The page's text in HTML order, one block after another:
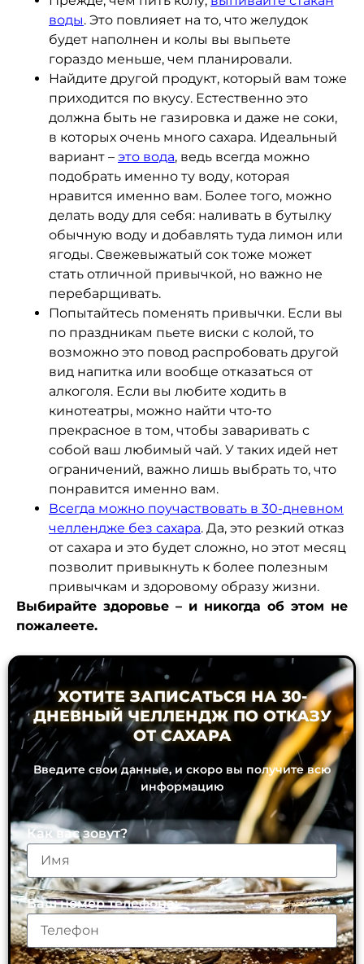
воды. Это повлияет на то, что желудок
будет наполнен и колы вы выпьете
гораздо меньше, чем планировали.
Найдите другой продукт, который вам тоже
приходится по вкусу. Естественно это
должна быть не газировка и даже не соки,
в которых очень много сахара. Идеальный
вариант – это вода, ведь всегда можно
подобрать именно ту воду, которая
нравится именно вам. Более того, можно
делать воду для себя: наливать в бутылку
обычную воду и добавлять туда лимон или
ягоды. Свежевыжатый сок тоже может
стать отличной привычкой, но важно не
перебарщивать.
Попытайтесь поменять привычки. Если вы
по праздникам пьете виски с колой, то
возможно это повод распробовать другой
вид напитка или вообще отказаться от
алкоголя. Если вы любите ходить в
кинотеатры, можно найти что-то
прекрасное в том, чтобы заваривать с
собой ваш любимый чай. У таких идей нет
ограничений, важно лишь выбрать то, что
понравится именно вам.
Всегда можно поучаствовать в 30-дневном
челлендже без сахара. Да, это резкий отказ
от сахара и это будет сложно, но этот месяц
позволит привыкнуть к более полезным
привычкам и здоровому образу жизни.
Выбирайте здоровье – и никогда об этом не
пожалеете.
ХОТИТЕ ЗАПИСАТЬСЯ НА 30-
ДНЕВНЫЙ ЧЕЛЛЕНДЖ ПО ОТКАЗУ
ОТ САХАРА
Введите свои данные, и скоро вы получите всю
информацию
Как вас зовут?
Ваш номер телефона: